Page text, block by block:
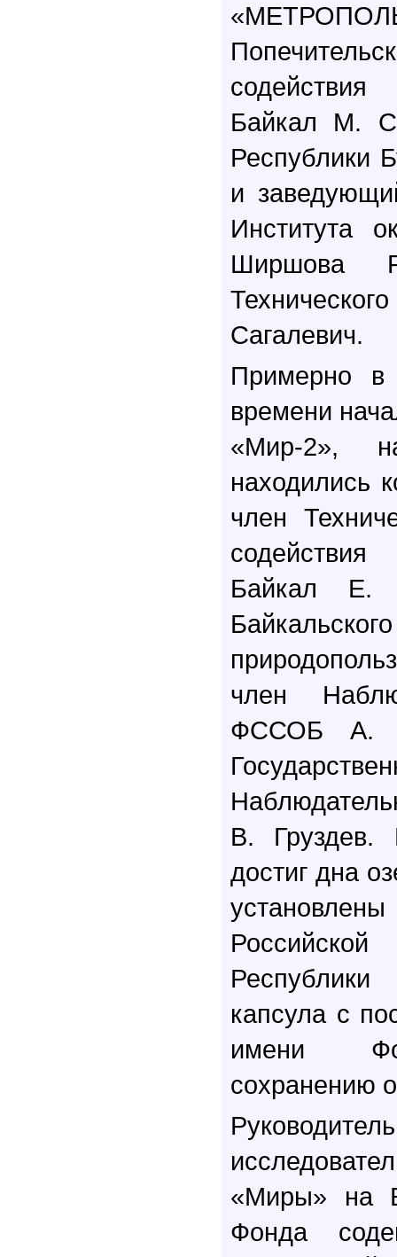
Байкал М.
Республики
и
Института
Ширшова
Сагалевич.
Примерно
времени
«Мир-2»,
находились
член
Байкал Е.
член
ФССОБ А.
В. Груздев.
достиг дна
капсула с
имени
сохранению
«Миры» на
Фонда